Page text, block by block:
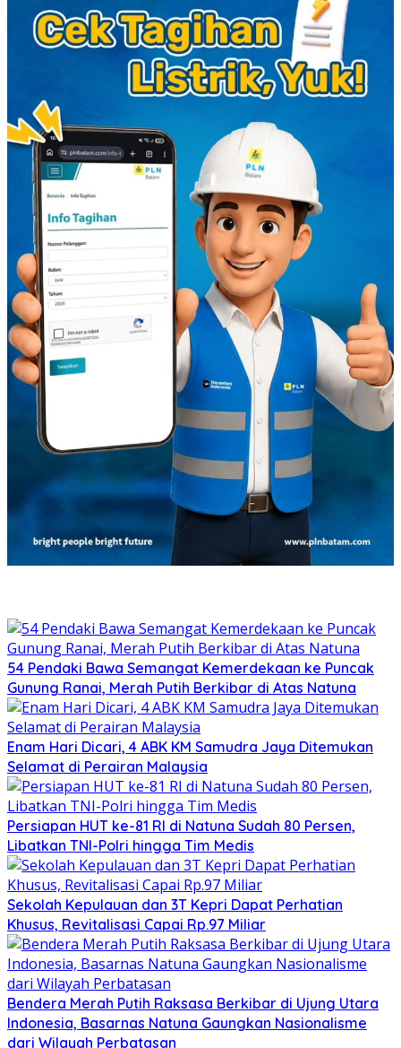
54 Pendaki Bawa Semangat Kemerdekaan ke Puncak
Gunung Ranai, Merah Putih Berkibar di Atas Natuna
Enam Hari Dicari, 4 ABK KM Samudra Jaya Ditemukan
Selamat di Perairan Malaysia
Persiapan HUT ke-81 RI di Natuna Sudah 80 Persen,
Libatkan TNI-Polri hingga Tim Medis
Sekolah Kepulauan dan 3T Kepri Dapat Perhatian
Khusus, Revitalisasi Capai Rp.97 Miliar
Bendera Merah Putih Raksasa Berkibar di Ujung Utara
Indonesia, Basarnas Natuna Gaungkan Nasionalisme
dari Wilayah Perbatasan